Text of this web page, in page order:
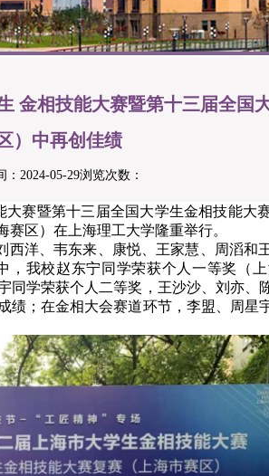
金相技能大赛暨第十三届全国
）中再创佳绩
：2024-05-29浏览次数：
大赛暨第十三届全国大学生金相技能大
赛区）在上海理工大学隆重举行。
洋、韦东来、康悦、王家慧、周滔和
我校赵东宁同学荣获个人一等奖（
学荣获个人二等奖，王沙沙、刘亦、
绩；在金相大会赛道环节，李盟、周星